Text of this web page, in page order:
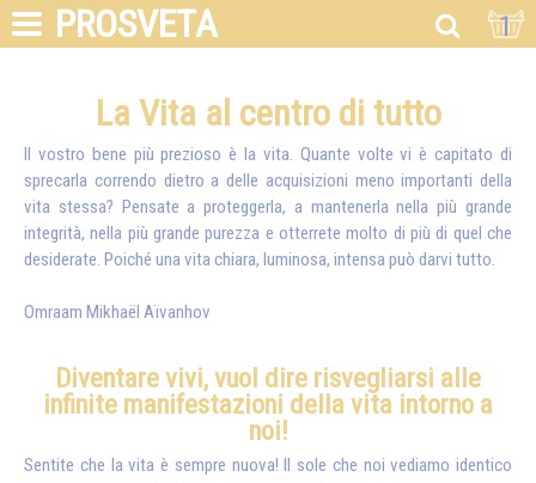
PROSVETA 1
La Vita al centro di tutto
Il vostro bene più prezioso è la vita. Quante volte vi è capitato di
sprecarla correndo dietro a delle acquisizioni meno importanti della
vita stessa? Pensate a proteggerla, a mantenerla nella più grande
integrità, nella più grande purezza e otterrete molto di più di quel che
desiderate. Poiché una vita chiara, luminosa, intensa può darvi tutto.
Omraam Mikhaël Aïvanhov
Diventare vivi, vuol dire risvegliarsi alle
infinite manifestazioni della vita intorno a
noi!
Sentite che la vita è sempre nuova! Il sole che noi vediamo identico